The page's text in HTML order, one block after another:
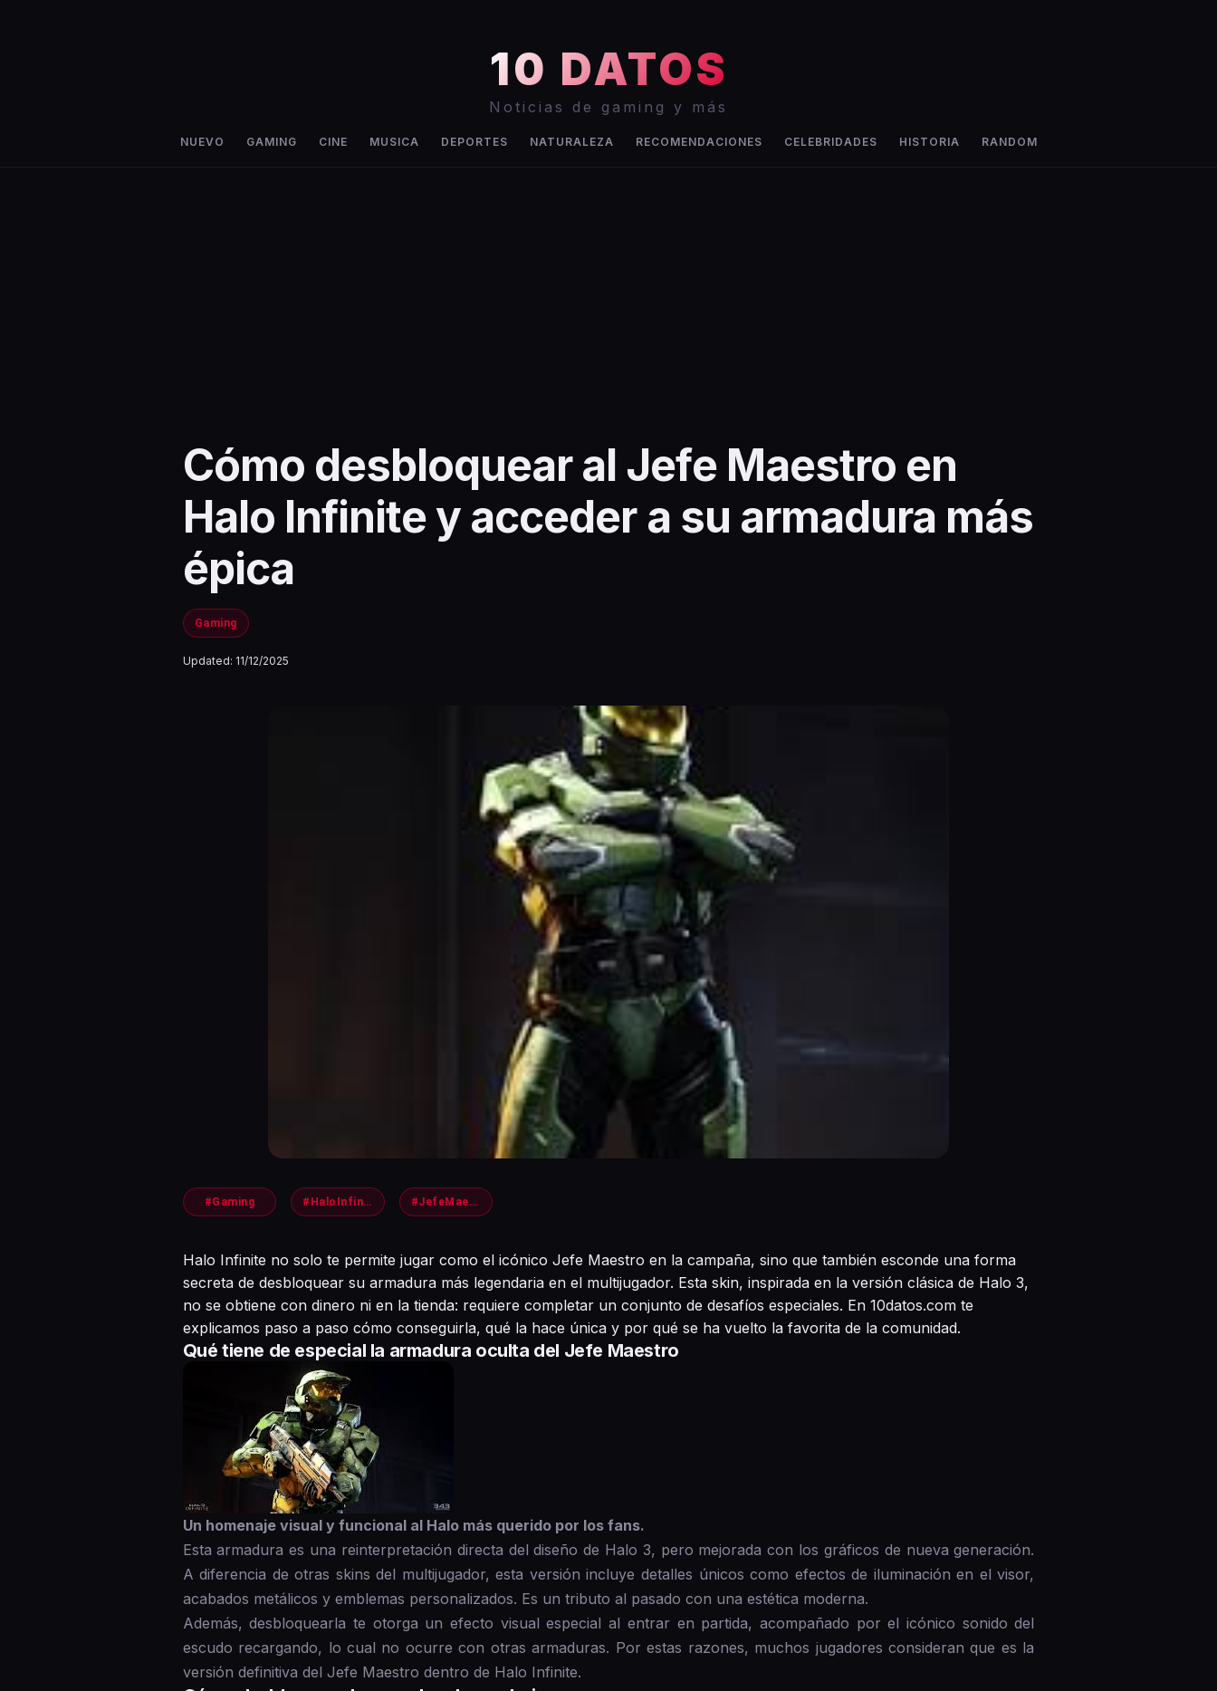
10 DATOS
Noticias de gaming y más
NUEVO GAMING CINE MUSICA DEPORTES NATURALEZA RECOMENDACIONES CELEBRIDADES HISTORIA RANDOM
Cómo desbloquear al Jefe Maestro en
Halo Infinite y acceder a su armadura más
épica
Gaming
Updated: 11/12/2025
#Gaming #HaloInfinite #JefeMaestro
Halo Infinite no solo te permite jugar como el icónico Jefe Maestro en la campaña, sino que también esconde una forma
secreta de desbloquear su armadura más legendaria en el multijugador. Esta skin, inspirada en la versión clásica de Halo 3,
no se obtiene con dinero ni en la tienda: requiere completar un conjunto de desafíos especiales. En 10datos.com te
explicamos paso a paso cómo conseguirla, qué la hace única y por qué se ha vuelto la favorita de la comunidad.
Qué tiene de especial la armadura oculta del Jefe Maestro
Un homenaje visual y funcional al Halo más querido por los fans.
Esta armadura es una reinterpretación directa del diseño de Halo 3, pero mejorada con los gráficos de nueva generación.
A diferencia de otras skins del multijugador, esta versión incluye detalles únicos como efectos de iluminación en el visor,
acabados metálicos y emblemas personalizados. Es un tributo al pasado con una estética moderna.
Además, desbloquearla te otorga un efecto visual especial al entrar en partida, acompañado por el icónico sonido del
escudo recargando, lo cual no ocurre con otras armaduras. Por estas razones, muchos jugadores consideran que es la
versión definitiva del Jefe Maestro dentro de Halo Infinite.